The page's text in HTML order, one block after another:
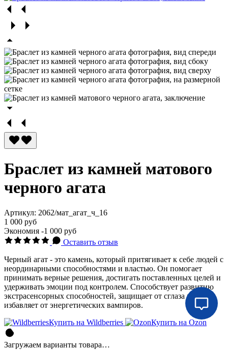
Браслет из камней матового
черного агата
Артикул: 2062/мат_агат_ч_16
1 000 руб
Экономия -1 000 руб
Оставить отзыв
Черный агат - это камень, который притягивает к себе людей с
неординарными способностями и властью. Он помогает
принимать верные решения, достигать поставленных целей и
удерживать эмоции под контролем. Cпособствует развитию
экстрасенсорных способностей, защищает от сглаза и порчи,
избавляет от энергетических вампиров.
Купить на Wildberries
Купить на Ozon
Загружаем варианты товара…